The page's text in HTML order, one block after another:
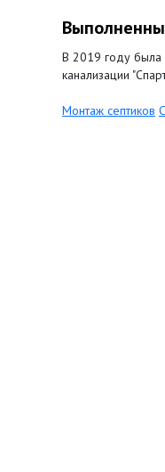
В 2019 году была
канализации
Монтаж септиков